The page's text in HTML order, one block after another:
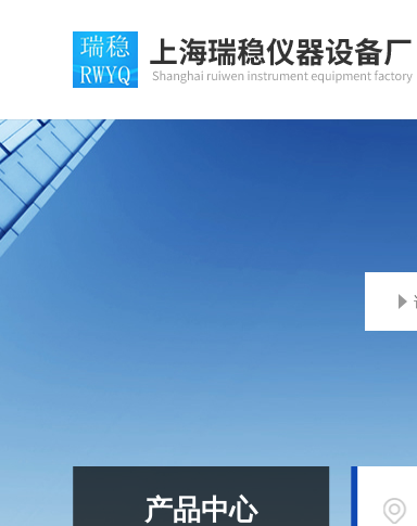
产品中心